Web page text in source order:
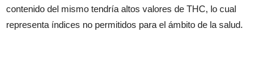
contenido del mismo tendría altos valores de THC, lo cual
representa índices no permitidos para el ámbito de la salud.